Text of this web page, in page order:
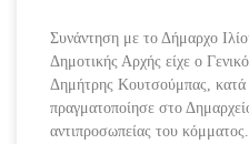
Συνάντηση με το Δήμαρχο
Δημοτικής Αρχής είχε ο
Δημήτρης Κουτσούμπας, κατά
πραγματοποίησε στο
αντιπροσωπείας του